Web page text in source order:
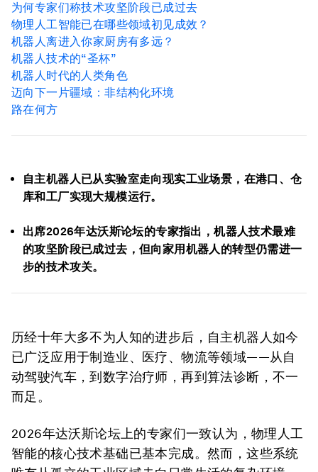
自主机器人已从实验室走向现实工业场景，在港口、仓
库和工厂实现大规模运行。
出席2026年达沃斯论坛的专家指出，机器人技术最难
的攻坚阶段已成过去，但向家用机器人的转型仍需进一
步的技术攻关。
历经十年大多不为人知的进步后，自主机器人如今
已广泛应用于制造业、医疗、物流等领域——从自
动驾驶汽车，到数字治疗师，再到算法诊断，不一
而足。
2026年达沃斯论坛上的专家们一致认为，物理人工
智能的核心技术基础已基本完成。然而，这些系统
为何专家们称技术攻坚阶段已成过去
物理人工智能已在哪些领域初见成效？
机器人离进入你家厨房有多远？
机器人技术的“圣杯”
机器人时代的人类角色
迈向下一片疆域：非结构化环境
路在何方